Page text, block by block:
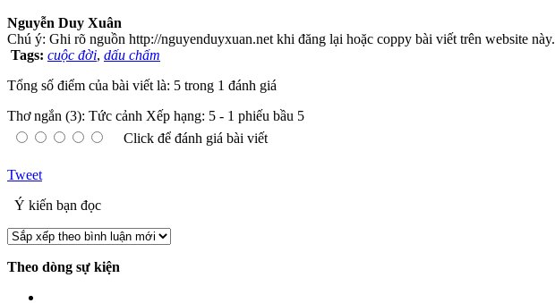
Nguyễn Duy Xuân
Chú ý: Ghi rõ nguồn http://nguyenduyxuan.net khi đăng lại hoặc coppy bài viết trên website này.
Tags: cuộc đời, dấu chấm
Tổng số điểm của bài viết là: 5 trong 1 đánh giá
Thơ ngắn (3): Tức cảnh Xếp hạng: 5 - 1 phiếu bầu 5
Click để đánh giá bài viết
Tweet
Ý kiến bạn đọc
Theo dòng sự kiện